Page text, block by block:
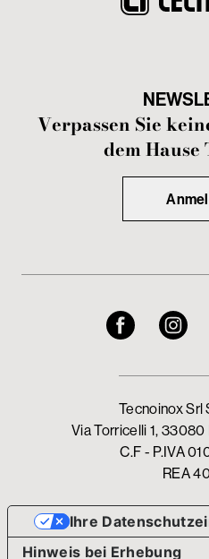
Verpassen Sie
dem
Tecnoinox Srl
Via Torricelli 1,
C.F - P.IVA
REA
Hinweis bei Erhebung
Ihre